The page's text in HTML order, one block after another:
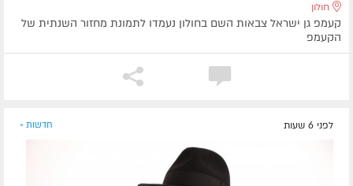
חולון
קעמפ גן ישראל צבאות השם בחולון נעמדו לתמונת מחזור השנתית של
הקעמפ
לפני 6 שעות חדשות »